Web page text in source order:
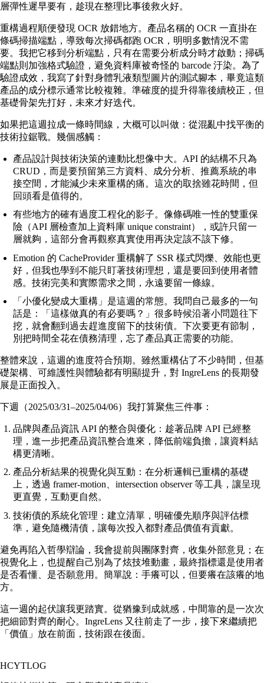
層彈性遲早要有，趁現在整理比事後救火好。
重構過程順便發現 OCR 放錯地方。產品名稱的 OCR 一直掛在
條碼掃描端點，導致每次掃碼都跑 OCR，明明多數情況不需
要。我把它移到分析端點，只有在需要分析成分時才啟動；掃碼
端點則加強格式驗證，避免資料庫被奇怪的 barcode 汙染。為了
驗證成效，我寫了針對身體乳液類型圖片的測試腳本，畢竟這類
產品的成分標示通常比較複雜。準確度的提升得靠後續校正，但
基礎骨架先打好，未來才好迭代。
如果把這週拉成一條時間線，大概可以叫做：從混亂中找平衡的
技術拉鋸戰。幾個感觸：
產品設計與技術決策的連動比想像中大。API 的結構不只為
CRUD，而是要預留第三方資料、成分分析、推薦系統的串
接空間，才能減少未來重構的痛。這次的取捨雖花時間，但
回頭看是值得的。
有些地方的確有過度工程化的影子。像條碼唯一性的雙重保
險（API 層檢查加上資料庫 unique constraint），或許只留一
層就夠，這部分會再觀察真實使用再決定該不該下修。
Emotion 的 CacheProvider 重構解了 SSR 樣式閃爍、效能也更
好，但我也學到不能只盯著技術理想，還是要回到使用者體
感。技術完美和實際需求之間，永遠要留一條線。
「小優化變成大重構」是這週的常態。我問自己最多的一句
話是：「這樣做真的有必要嗎？」很多時候沿著小問題往下
挖，就會翻到過去趕進度留下的技術債。下次要更有節制，
別把時間全花在債務清理，忘了產品真正需要的功能。
整體來說，這週的進度符合預期。雖然重構佔了不少時間，但基
礎架構、可維護性與體驗都有明顯提升，對 IngreLens 的長期發
展是正面投入。
下週（2025/03/31–2025/04/06）我打算聚焦三件事：
品牌與產品資訊 API 的整合與優化：趁著品牌 API 已經整
理，進一步把產品資訊整合進來，降低前端負擔，讓資料結
構更清晰。
產品分析結果的視覺化與互動：在分析邏輯已重構的基礎
上，透過 framer-motion、intersection observer 等工具，讓呈現
更直覺，互動更自然。
技術債的系統化管理：建立清單，明確優先順序與評估標
準，避免隨機清債，讓每次投入都對產品價值有貢獻。
避免再陷入哲學辯論，我會提前與團隊對齊，收集外部意見；在
視覺化上，也提醒自己別為了炫技堆動畫，最終指標還是使用者
是否看懂、是否願意用。簡單說：手癢可以，但要癢在該癢的地
方。
這一週的起伏讓我更踏實。從猶豫到成就感，中間靠的是一次次
把細節對齊的耐心。IngreLens 又往前走了一步，接下來繼續把
「價值」放在前面，技術跟在後面。
HCYTLOG